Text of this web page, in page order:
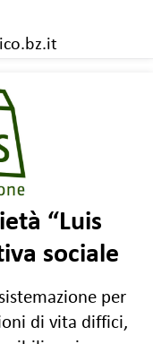
“Luis
sociale
per
di vita diffici,